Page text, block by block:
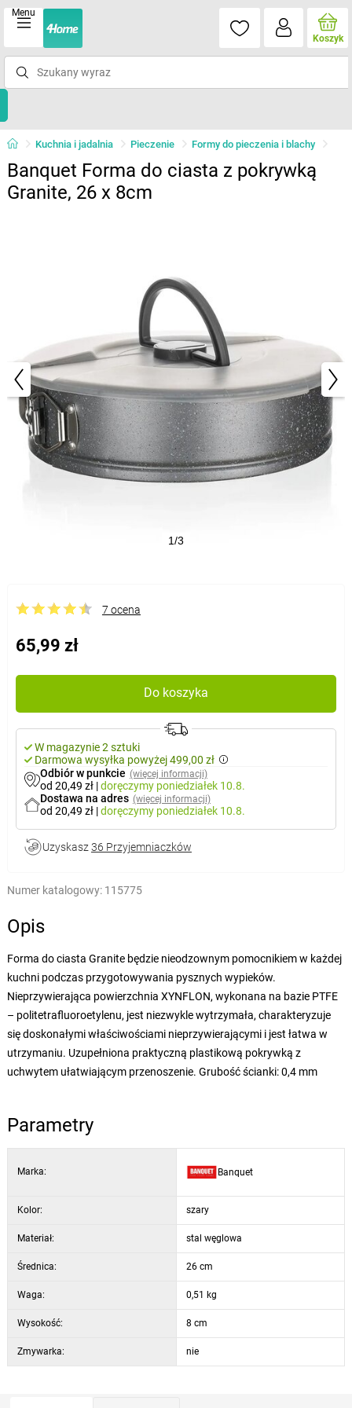
Menu
Koszyk
Kuchnia i jadalnia Pieczenie Formy do pieczenia i blachy
Banquet Forma do ciasta z pokrywką
Granite, 26 x 8cm
1/3
7 ocena
65,99 zł
Do koszyka
W magazynie 2 sztuki
Darmowa wysyłka powyżej 499,00 zł
Odbiór w punkcie (więcej informacji)
od 20,49 zł |doręczymy poniedziałek 10.8.
Dostawa na adres (więcej informacji)
od 20,49 zł |doręczymy poniedziałek 10.8.
Uzyskasz 36 Przyjemniaczków
Numer katalogowy: 115775
Opis
Forma do ciasta Granite będzie nieodzownym pomocnikiem w każdej
kuchni podczas przygotowywania pysznych wypieków.
Nieprzywierająca powierzchnia XYNFLON, wykonana na bazie PTFE
– politetrafluoroetylenu, jest niezwykle wytrzymała, charakteryzuje
się doskonałymi właściwościami nieprzywierającymi i jest łatwa w
utrzymaniu. Uzupełniona praktyczną plastikową pokrywką z
uchwytem ułatwiającym przenoszenie. Grubość ścianki: 0,4 mm
Parametry
Marka: Banquet
Kolor: szary
Materiał: stal węglowa
Średnica: 26 cm
Waga: 0,51 kg
Wysokość: 8 cm
Zmywarka: nie